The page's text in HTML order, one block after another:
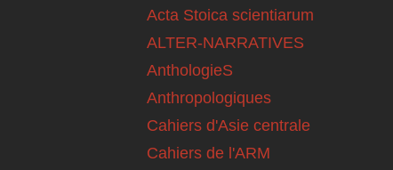
Acta Stoica scientiarum
ALTER-NARRATIVES
AnthologieS
Anthropologiques
Cahiers d'Asie centrale
Cahiers de l'ARM